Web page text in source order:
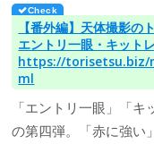
【番外編】天体撮影の
エントリ一眼・キット
https://torisetsu.biz/
ml
「エントリ一眼」「
の第四弾。「赤に強い